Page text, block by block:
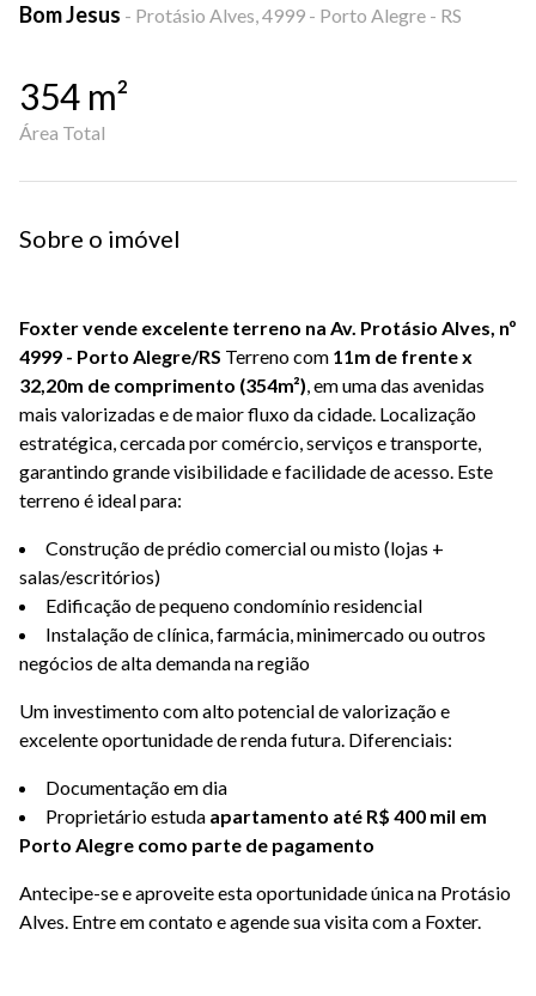
Bom Jesus - Protásio Alves, 4999 - Porto Alegre - RS
354 m²
Área Total
Sobre o imóvel
Foxter vende excelente terreno na Av. Protásio Alves, nº
4999 - Porto Alegre/RS Terreno com 11m de frente x
32,20m de comprimento (354m²), em uma das avenidas
mais valorizadas e de maior fluxo da cidade. Localização
estratégica, cercada por comércio, serviços e transporte,
garantindo grande visibilidade e facilidade de acesso. Este
terreno é ideal para:
Construção de prédio comercial ou misto (lojas +
salas/escritórios)
Edificação de pequeno condomínio residencial
Instalação de clínica, farmácia, minimercado ou outros
negócios de alta demanda na região
Um investimento com alto potencial de valorização e
excelente oportunidade de renda futura. Diferenciais:
Documentação em dia
Proprietário estuda apartamento até R$ 400 mil em
Porto Alegre como parte de pagamento
Antecipe-se e aproveite esta oportunidade única na Protásio
Alves. Entre em contato e agende sua visita com a Foxter.